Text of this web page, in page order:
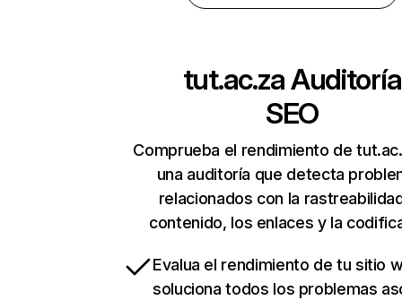
tut.ac.zaAuditoría
SEO
Comprueba el rendimiento de
una auditoría que detecta
relacionados con la
contenido, los enlaces y la
Evalua el rendimiento de tu sitio
soluciona todos los problemas